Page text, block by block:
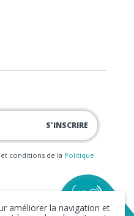
conditions de la Politique
améliorer la navigation et